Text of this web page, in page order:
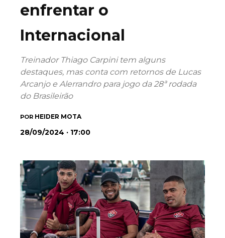
enfrentar o
Internacional
Treinador Thiago Carpini tem alguns
destaques, mas conta com retornos de Lucas
Arcanjo e Alerrandro para jogo da 28ª rodada
do Brasileirão
POR HEIDER MOTA
28/09/2024 · 17:00